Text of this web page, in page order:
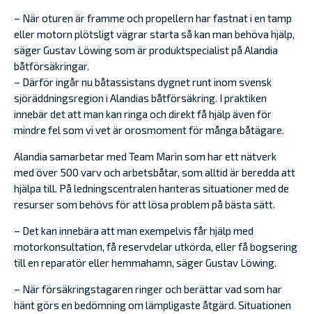
– När oturen är framme och propellern har fastnat i en tamp
eller motorn plötsligt vägrar starta så kan man behöva hjälp,
säger Gustav Löwing som är produktspecialist på Alandia
båtförsäkringar.
– Därför ingår nu båtassistans dygnet runt inom svensk
sjöräddningsregion i Alandias båtförsäkring. I praktiken
innebär det att man kan ringa och direkt få hjälp även för
mindre fel som vi vet är orosmoment för många båtägare.
Alandia samarbetar med Team Marin som har ett nätverk
med över 500 varv och arbetsbåtar, som alltid är beredda att
hjälpa till. På ledningscentralen hanteras situationer med de
resurser som behövs för att lösa problem på bästa sätt.
– Det kan innebära att man exempelvis får hjälp med
motorkonsultation, få reservdelar utkörda, eller få bogsering
till en reparatör eller hemmahamn, säger Gustav Löwing.
– När försäkringstagaren ringer och berättar vad som har
hänt görs en bedömning om lämpligaste åtgärd. Situationen